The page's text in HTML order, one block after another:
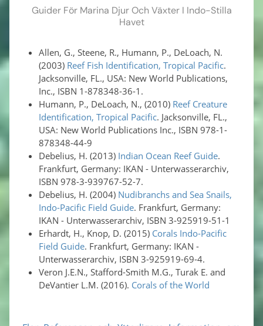
Guider För Marina Djur Och Växter I Indo-Stilla
Havet
Allen, G., Steene, R., Humann, P., DeLoach, N.
(2003) Reef Fish Identification, Tropical Pacific.
Jacksonville, FL., USA: New World Publications,
Inc., ISBN 1-878348-36-1.
Humann, P., DeLoach, N., (2010) Reef Creature
Identification, Tropical Pacific. Jacksonville, FL.,
USA: New World Publications Inc., ISBN 978-1-
878348-44-9
Debelius, H. (2013) Indian Ocean Reef Guide.
Frankfurt, Germany: IKAN - Unterwasserarchiv,
ISBN 978-3-939767-52-7.
Debelius, H. (2004) Nudibranchs and Sea Snails,
Indo-Pacific Field Guide. Frankfurt, Germany:
IKAN - Unterwasserarchiv, ISBN 3-925919-51-1
Erhardt, H., Knop, D. (2015) Corals Indo-Pacific
Field Guide. Frankfurt, Germany: IKAN -
Unterwasserarchiv, ISBN 3-925919-69-4.
Veron J.E.N., Stafford-Smith M.G., Turak E. and
DeVantier L.M. (2016). Corals of the World